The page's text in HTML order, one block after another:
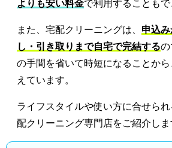
よりも安い料金で利用することもで
また、宅配クリーニングは、 申込
し・引き取りまで自宅で完結するの
の手間を省いて時短になることか
えています。
ライフスタイルや使い方に合せら
配クリーニング専門店をご紹介しま